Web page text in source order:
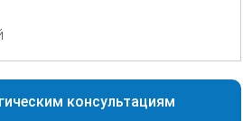
консультациям